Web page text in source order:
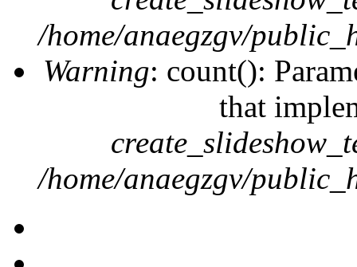
/home/anaegzgv/
Warning: count():
that
/home/anaegzgv/